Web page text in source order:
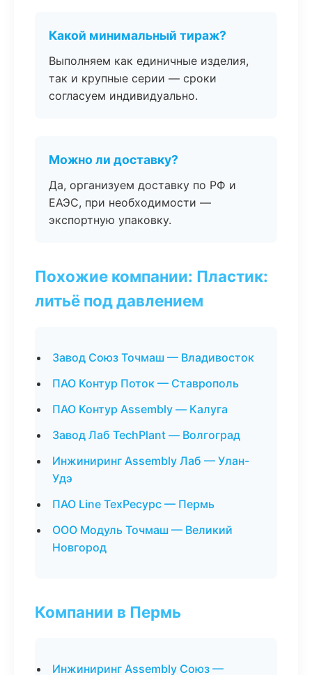
Какой минимальный тираж?
Выполняем как единичные изделия,
так и крупные серии — сроки
согласуем индивидуально.
Можно ли доставку?
Да, организуем доставку по РФ и
ЕАЭС, при необходимости —
экспортную упаковку.
Похожие компании: Пластик:
литьё под давлением
Завод Союз Точмаш — Владивосток
ПАО Контур Поток — Ставрополь
ПАО Контур Assembly — Калуга
Завод Лаб TechPlant — Волгоград
Инжиниринг Assembly Лаб — Улан-
Удэ
ПАО Line ТехРесурс — Пермь
ООО Модуль Точмаш — Великий
Новгород
Компании в Пермь
Инжиниринг Assembly Союз —